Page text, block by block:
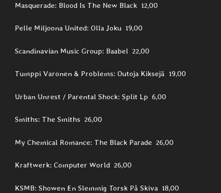
Masquerade: Blood Is The New Black 12,00
Pelle Miljoona United: Olla Joku 19,00
Scandinavian Music Group: Baabel 22,00
Tumppi Varonen & Problems: Outoja Kiksejä 19,00
Urban Unrest / Parental Shock: Split Lp 6,00
Smiths: The Smiths 26,00
My Chemical Romance: The Black Parade 26,00
Kraftwerk: Computer World 26,00
KSMB: Showen En Slemmig Torsk På Skiva 18,00